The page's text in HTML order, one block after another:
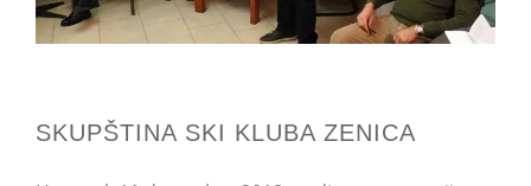
SKUPŠTINA SKI KLUBA ZENICA